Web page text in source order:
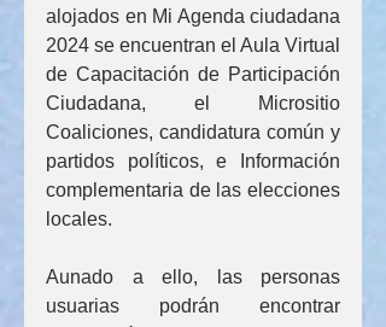
alojados en Mi Agenda ciudadana
2024 se encuentran el Aula Virtual
de Capacitación de Participación
Ciudadana, el Micrositio
Coaliciones, candidatura común y
partidos políticos, e Información
complementaria de las elecciones
locales.
Aunado a ello, las personas
usuarias podrán encontrar